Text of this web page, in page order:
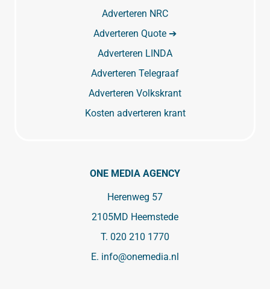
Adverteren NRC
Adverteren Quote ➔
Adverteren LINDA
Adverteren Telegraaf
Adverteren Volkskrant
Kosten adverteren krant
ONE MEDIA AGENCY
Herenweg 57
2105MD Heemstede
T. 020 210 1770
E. info@onemedia.nl